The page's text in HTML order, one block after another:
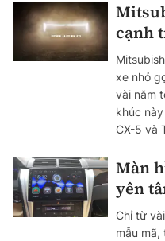
cạnh
xe nhỏ
vài năm
khúc
CX-5 và
Màn
yên
Chỉ từ
mẫu mã,